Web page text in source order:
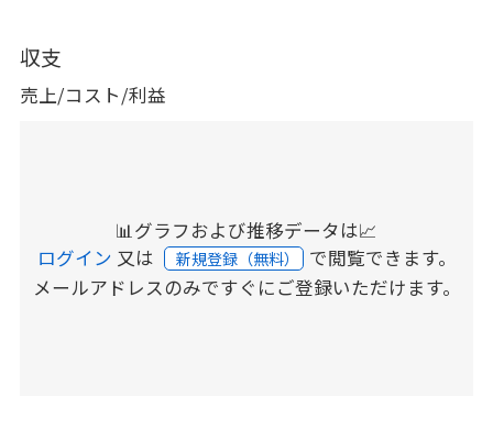
収支
売上/コスト/利益
📊グラフおよび推移データは📈
ログイン 又は 新規登録（無料） で閲覧できます。
メールアドレスのみですぐにご登録いただけます。